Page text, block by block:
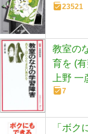
23521
教室の
育を (
上野 一
7
「ボク